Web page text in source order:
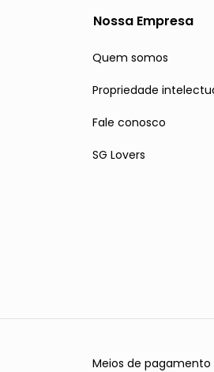
Nossa Empresa
Quem somos
Propriedade
Fale conosco
SG Lovers
Meios de pagamento